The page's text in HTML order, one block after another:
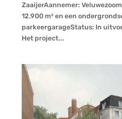
ZaaijerAannemer:
12.900 m² en een
parkeergarageStatus: In
Het project...